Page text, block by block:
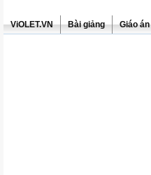
ViOLET.VN Bài giảng Giáo án